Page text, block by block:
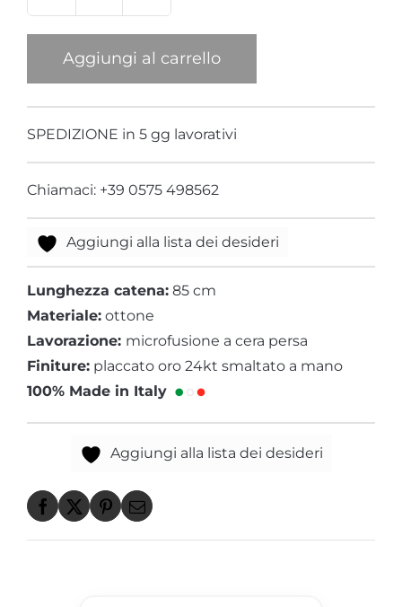
Grande
quantità
Aggiungi al carrello
SPEDIZIONE in 5 gg lavorativi
Chiamaci: +39 0575 498562
Aggiungi alla lista dei desideri
Lunghezza catena: 85 cm
Materiale: ottone
Lavorazione: microfusione a cera persa
Finiture: placcato oro 24kt smaltato a mano
100% Made in Italy
Aggiungi alla lista dei desideri